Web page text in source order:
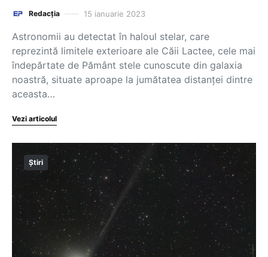
Redacția 15 ianuarie 2023
Astronomii au detectat în haloul stelar, care
reprezintă limitele exterioare ale Căii Lactee, cele mai
îndepărtate de Pământ stele cunoscute din galaxia
noastră, situate aproape la jumătatea distanței dintre
aceasta…
Vezi articolul
Știri